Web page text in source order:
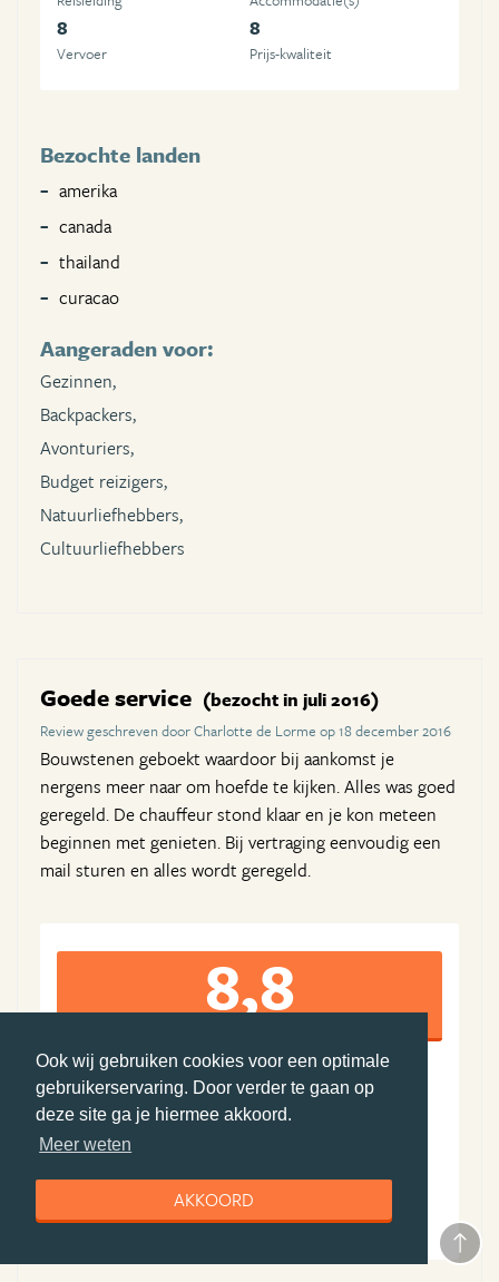
Ook wij gebruiken cookies voor een optimale
gebruikerservaring. Door verder te gaan op
deze site ga je hiermee akkoord.
Meer weten
AKKOORD
8
Vervoer
8
Prijs-kwaliteit
Bezochte landen
amerika
canada
thailand
curacao
Aangeraden voor:
Gezinnen,
Backpackers,
Avonturiers,
Budget reizigers,
Natuurliefhebbers,
Cultuurliefhebbers
Goede service (bezocht in juli 2016)
Review geschreven door Charlotte de Lorme op 18 december 2016
Bouwstenen geboekt waardoor bij aankomst je
nergens meer naar om hoefde te kijken. Alles was goed
geregeld. De chauffeur stond klaar en je kon meteen
beginnen met genieten. Bij vertraging eenvoudig een
mail sturen en alles wordt geregeld.
8,8
10
Algemene ervaring
9
Boekingsproces
9
Vervoer
8
Prijs-kwaliteit